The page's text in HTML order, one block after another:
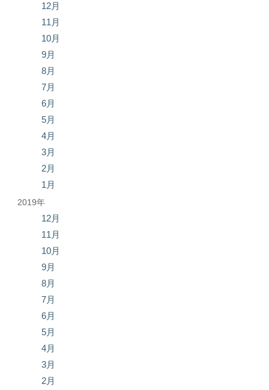
12月
11月
10月
9月
8月
7月
6月
5月
4月
3月
2月
1月
2019年
12月
11月
10月
9月
8月
7月
6月
5月
4月
3月
2月